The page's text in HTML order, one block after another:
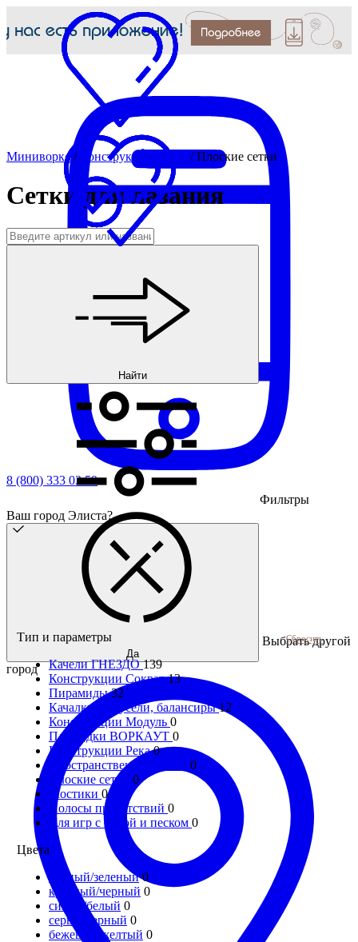
8 (800) 333 03 59
Ваш город Элиста?
Да
Выбрать другой
город
Миниворкс / Конструкции МАФ /Плоские сетки
Сетки для лазания
Найти
Фильтры
Тип и параметры Сбросить
Качели ГНЕЗДО139
Конструкции Сократ13
Пирамиды32
Качалки, карусели, балансиры12
Конструкции Модуль 0
Площадки ВОРКАУТ 0
Конструкции Река0
Пространственные сетки 0
Плоские сетки 0
Мостики 0
Полосы препятствий 0
Для игр с водой и песком 0
Цвета
черный/зеленый 0
красный/черный 0
синий/белый 0
серый/черный 0
бежевый/желтый 0